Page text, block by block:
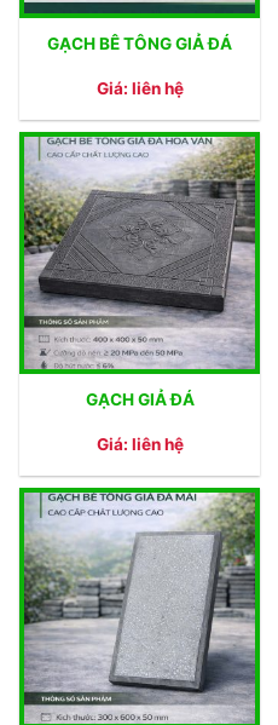
GẠCH BÊ TÔNG GIẢ ĐÁ
Giá: liên hệ
GẠCH GIẢ ĐÁ
Giá: liên hệ